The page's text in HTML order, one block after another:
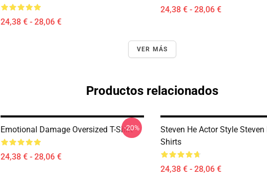
24,38 € - 28,06 €
24,38 € - 28,06 €
VER MÁS
Productos relacionados
Emotional Damage Oversized T-Shirt
24,38 € - 28,06 €
-20%
Steven He Actor Style Steven
Shirts
24,38 € - 28,06 €